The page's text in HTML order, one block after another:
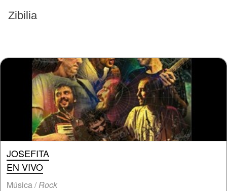
Zibilia
EVENTOS PASADOS
JOSEFITA
EN VIVO
Música /Rock